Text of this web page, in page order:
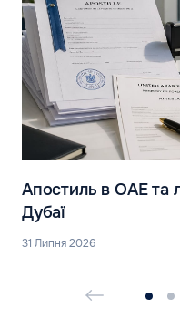
Апостиль в ОАЕ та
Дубаї
31 Липня 2026